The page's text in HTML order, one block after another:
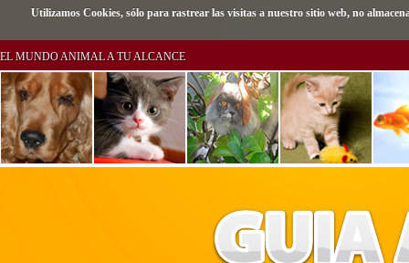
Utilizamos Cookies, sólo para rastrear las visitas a nuestro sitio web, no
EL MUNDO ANIMAL A TU ALCANCE